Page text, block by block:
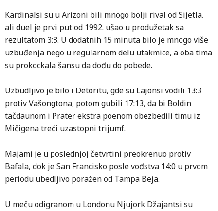
Kardinalsi su u Arizoni bili mnogo bolji rival od Sijetla,
ali duel je prvi put od 1992. ušao u produžetak sa
rezultatom 3:3. U dodatnih 15 minuta bilo je mnogo više
uzbuđenja nego u regularnom delu utakmice, a oba tima
su prokockala šansu da dođu do pobede.
Uzbudljivo je bilo i Detoritu, gde su Lajonsi vodili 13:3
protiv Vašongtona, potom gubili 17:13, da bi Boldin
tačdaunom i Prater ekstra poenom obezbedili timu iz
Mičigena treći uzastopni trijumf.
Majami je u poslednjoj četvrtini preokrenuo protiv
Bafala, dok je San Francisko posle vođstva 14:0 u prvom
periodu ubedljivo poražen od Tampa Beja.
U meču odigranom u Londonu Njujork Džajantsi su